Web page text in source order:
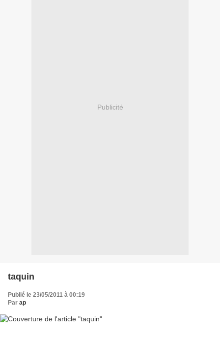
Publicité
taquin
Publié le 23/05/2011 à 00:19
Par ap